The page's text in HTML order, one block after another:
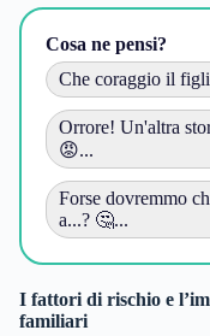
Cosa ne pensi?
Che coraggio il
Orrore! Un'altra
😡...
Forse dovremmo
a...? 🤔...
I fattori di rischio e
familiari